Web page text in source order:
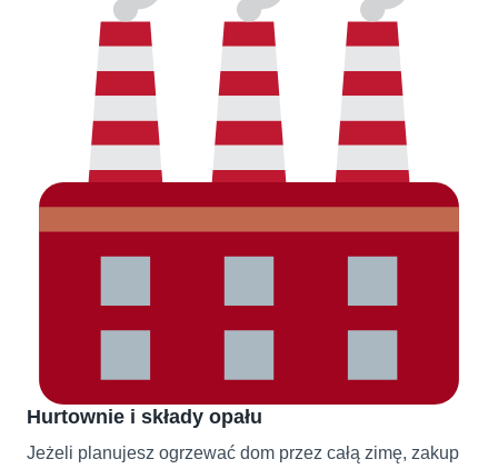
Hurtownie i składy opału
Jeżeli planujesz ogrzewać dom przez całą zimę, zakup